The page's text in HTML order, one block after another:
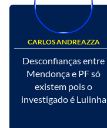
CARLOS ANDREAZZA
Desconfianças entre
Mendonça e PF só
existem pois o
investigado é Lulinha